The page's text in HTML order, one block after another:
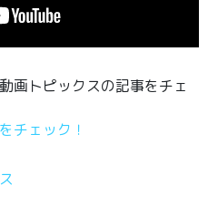
画トピックスの記事をチェ
チェック！